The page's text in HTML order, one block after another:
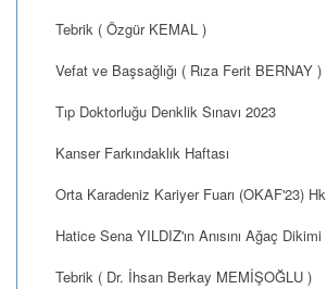
Tebrik ( Özgür KEMAL )
Vefat ve Başsağlığı ( Rıza Ferit BERNAY )
Tıp Doktorluğu Denklik Sınavı 2023
Kanser Farkındaklık Haftası
Orta Karadeniz Kariyer Fuarı (OKAF'23) Hk
Hatice Sena YILDIZ'ın Anısını Ağaç Dikimi
Tebrik ( Dr. İhsan Berkay MEMİŞOĞLU )